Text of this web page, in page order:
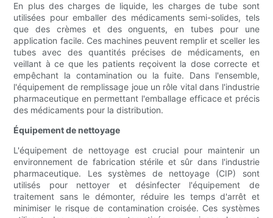
En plus des charges de liquide, les charges de tube sont
utilisées pour emballer des médicaments semi-solides, tels
que des crèmes et des onguents, en tubes pour une
application facile. Ces machines peuvent remplir et sceller les
tubes avec des quantités précises de médicaments, en
veillant à ce que les patients reçoivent la dose correcte et
empêchant la contamination ou la fuite. Dans l'ensemble,
l'équipement de remplissage joue un rôle vital dans l'industrie
pharmaceutique en permettant l'emballage efficace et précis
des médicaments pour la distribution.
Équipement de nettoyage
L'équipement de nettoyage est crucial pour maintenir un
environnement de fabrication stérile et sûr dans l'industrie
pharmaceutique. Les systèmes de nettoyage (CIP) sont
utilisés pour nettoyer et désinfecter l'équipement de
traitement sans le démonter, réduire les temps d'arrêt et
minimiser le risque de contamination croisée. Ces systèmes